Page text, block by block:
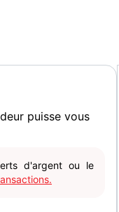
puisse vous
d'argent ou le